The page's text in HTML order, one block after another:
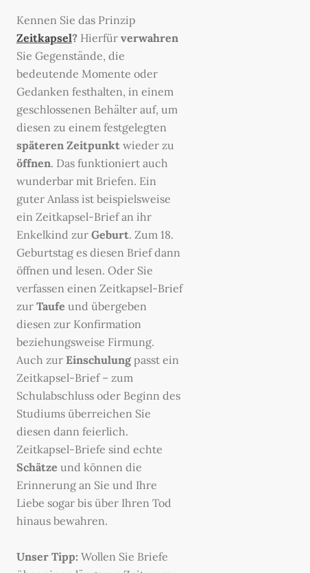
Kennen Sie das Prinzip
Zeitkapsel?Hierfür verwahren
Sie Gegenstände, die
bedeutende Momente oder
Gedanken festhalten, in einem
geschlossenen Behälter auf, um
diesen zu einem festgelegten
späteren Zeitpunktwieder zu
öffnen. Das funktioniert auch
wunderbar mit Briefen. Ein
guter Anlass ist beispielsweise
ein Zeitkapsel-Brief an ihr
Enkelkind zurGeburt. Zum 18.
Geburtstag es diesen Brief dann
öffnen und lesen. Oder Sie
verfassen einen Zeitkapsel-Brief
zur Taufe und übergeben
diesen zur Konfirmation
beziehungsweise Firmung.
Auch zur Einschulungpasst ein
Zeitkapsel-Brief – zum
Schulabschluss oder Beginn des
Studiums überreichen Sie
diesen dann feierlich.
Zeitkapsel-Briefe sind echte
Schätze und können die
Erinnerung an Sie und Ihre
Liebe sogar bis über Ihren Tod
hinaus bewahren.
Unser Tipp: Wollen Sie Briefe